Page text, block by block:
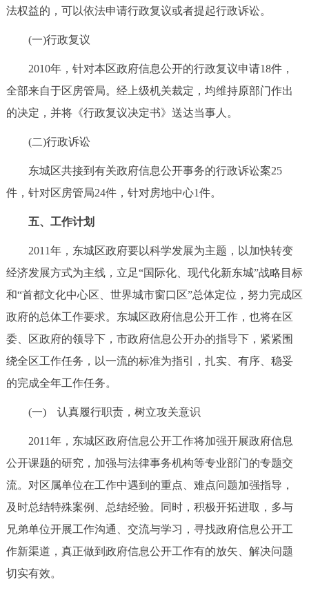
法权益的，可以依法申请行政复议或者提起行政诉讼。
(一)行政复议
2010年，针对本区政府信息公开的行政复议申请18件，
全部来自于区房管局。经上级机关裁定，均维持原部门作出
的决定，并将《行政复议决定书》送达当事人。
(二)行政诉讼
东城区共接到有关政府信息公开事务的行政诉讼案25
件，针对区房管局24件，针对房地中心1件。
五、工作计划
2011年，东城区政府要以科学发展为主题，以加快转变
经济发展方式为主线，立足“国际化、现代化新东城”战略目标
和“首都文化中心区、世界城市窗口区”总体定位，努力完成区
政府的总体工作要求。东城区政府信息公开工作，也将在区
委、区政府的领导下，市政府信息公开办的指导下，紧紧围
绕全区工作任务，以一流的标准为指引，扎实、有序、稳妥
的完成全年工作任务。
(一) 认真履行职责，树立攻关意识
2011年，东城区政府信息公开工作将加强开展政府信息
公开课题的研究，加强与法律事务机构等专业部门的专题交
流。对区属单位在工作中遇到的重点、难点问题加强指导，
及时总结特殊案例、总结经验。同时，积极开拓进取，多与
兄弟单位开展工作沟通、交流与学习，寻找政府信息公开工
作新渠道，真正做到政府信息公开工作有的放矢、解决问题
切实有效。